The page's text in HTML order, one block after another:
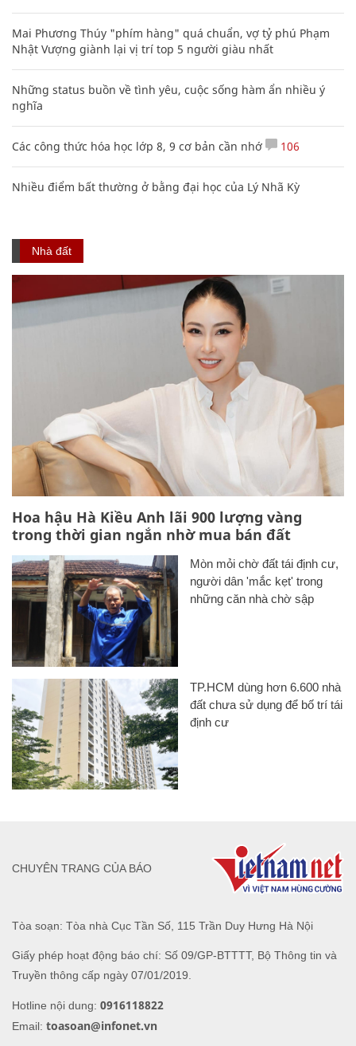
Mai Phương Thúy "phím hàng" quá chuẩn, vợ tỷ phú Phạm
Nhật Vượng giành lại vị trí top 5 người giàu nhất
Những status buồn về tình yêu, cuộc sống hàm ẩn nhiều ý
nghĩa
Các công thức hóa học lớp 8, 9 cơ bản cần nhớ 106
Nhiều điểm bất thường ở bằng đại học của Lý Nhã Kỳ
Nhà đất
Hoa hậu Hà Kiều Anh lãi 900 lượng vàng
trong thời gian ngắn nhờ mua bán đất
Mòn mỏi chờ đất tái định cư,
người dân 'mắc kẹt' trong
những căn nhà chờ sập
TP.HCM dùng hơn 6.600 nhà
đất chưa sử dụng để bố trí tái
định cư
Tòa soạn: Tòa nhà Cục Tần Số, 115 Trần Duy Hưng Hà Nội
Giấy phép hoạt động báo chí: Số 09/GP-BTTTT, Bộ Thông tin và
Truyền thông cấp ngày 07/01/2019.
Hotline nội dung: 0916118822
Email: toasoan@infonet.vn
CHUYÊN TRANG CỦA BÁO